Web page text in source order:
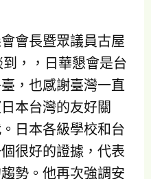
會長暨眾議員古屋
，，日華懇會是台
，也感謝臺灣一直
本台灣的友好關
日本各級學校和台
很好的證據，代表
勢。他再次強調安